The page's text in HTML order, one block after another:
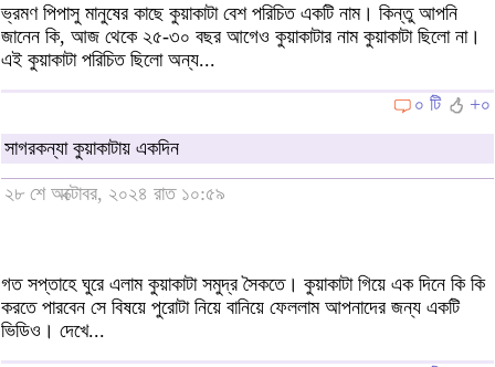
ভ্রমণ পিপাসু মানুষের কাছে কুয়াকাটা বেশ পরিচিত একটি নাম। কিন্তু আপনি
জানেন কি, আজ থেকে ২৫-৩০ বছর আগেও কুয়াকাটার নাম কুয়াকাটা ছিলো না।
এই কুয়াকাটা পরিচিত ছিলো অন্য...
০ টি
+০
সাগরকন্যা কুয়াকাটায় একদিন
২৮ শে অক্টোবর, ২০২৪ রাত ১০:৫৯
গত সপ্তাহে ঘুরে এলাম কুয়াকাটা সমুদ্র সৈকতে। কুয়াকাটা গিয়ে এক দিনে কি কি
করতে পারবেন সে বিষয়ে পুরোটা নিয়ে বানিয়ে ফেললাম আপনাদের জন্য একটি
ভিডিও। দেখে...